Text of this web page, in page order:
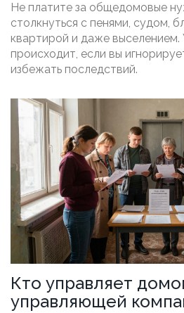
проблем
Не платите за общедомовые
столкнуться с пенями, судом,
квартирой и даже выселением.
происходит, если вы
избежать последствий.
Кто управляет
управляющей